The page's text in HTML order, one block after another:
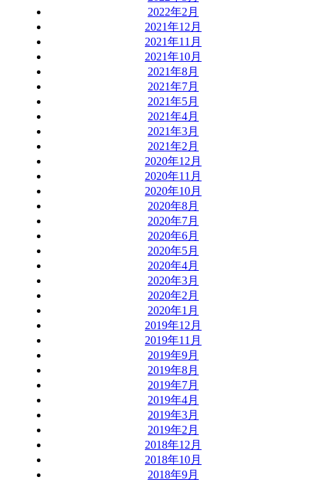
2022年2月
2021年12月
2021年11月
2021年10月
2021年8月
2021年7月
2021年5月
2021年4月
2021年3月
2021年2月
2020年12月
2020年11月
2020年10月
2020年8月
2020年7月
2020年6月
2020年5月
2020年4月
2020年3月
2020年2月
2020年1月
2019年12月
2019年11月
2019年9月
2019年8月
2019年7月
2019年4月
2019年3月
2019年2月
2018年12月
2018年10月
2018年9月